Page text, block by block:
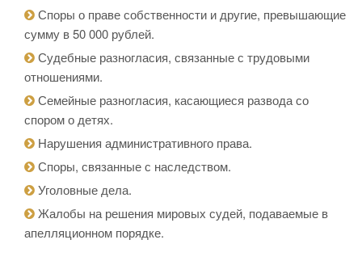
Споры о праве собственности и другие, превышающие
сумму в 50 000 рублей.
Судебные разногласия, связанные с трудовыми
отношениями.
Семейные разногласия, касающиеся развода со
спором о детях.
Нарушения административного права.
Споры, связанные с наследством.
Уголовные дела.
Жалобы на решения мировых судей, подаваемые в
апелляционном порядке.